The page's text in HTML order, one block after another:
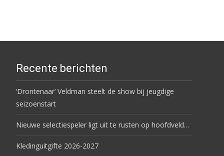
Recente berichten
‘Drontenaar’ Veldman steelt de show bij jeugdige
seizoenstart
Nieuwe selectiespeler ligt uit te rusten op hoofdveld…
Kledinguitgifte 2026-2027